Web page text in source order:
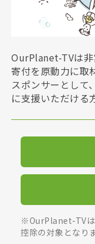
OurPlanet-TVは非
寄付を原動力に取
スポンサーとして
に支援いただける
※OurPlanet-TVは
控除の対象となりま